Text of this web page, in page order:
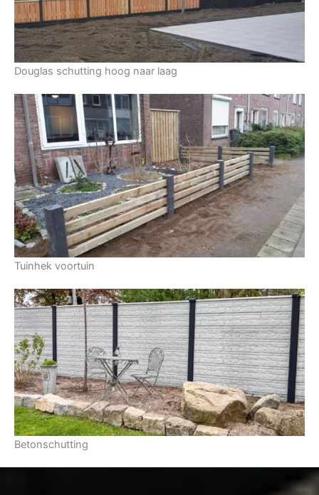
Douglas schutting hoog naar laag
Tuinhek voortuin
Betonschutting